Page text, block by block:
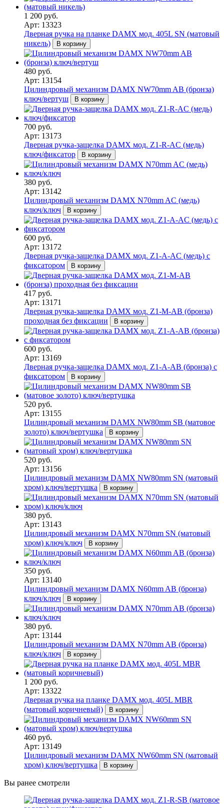
1 200 руб.
Арт: 13323
Дверная ручка на планке DAMX мод. 405L SN (матовый
никель)
В корзину
480 руб.
Арт: 13154
Цилиндровый механизм DAMX NW70mm AB (бронза)
ключ/вертуш
В корзину
700 руб.
Арт: 13173
Дверная ручка-защелка DAMX мод. Z1-R-AC (медь)
ключ/фиксатор
В корзину
380 руб.
Арт: 13142
Цилиндровый механизм DAMX N70mm AC (медь)
ключ/ключ
В корзину
600 руб.
Арт: 13172
Дверная ручка-защелка DAMX мод. Z1-A-AC (медь) с
фиксатором
В корзину
417 руб.
Арт: 13171
Дверная ручка-защелка DAMX мод. Z1-M-AB (бронза)
проходная без фиксации
В корзину
600 руб.
Арт: 13169
Дверная ручка-защелка DAMX мод. Z1-A-AB (бронза) с
фиксатором
В корзину
520 руб.
Арт: 13155
Цилиндровый механизм DAMX NW80mm SB (матовое
золото) ключ/вертушка
В корзину
520 руб.
Арт: 13156
Цилиндровый механизм DAMX NW80mm SN (матовый
хром) ключ/вертушка
В корзину
380 руб.
Арт: 13143
Цилиндровый механизм DAMX N70mm SN (матовый
хром) ключ/ключ
В корзину
350 руб.
Арт: 13140
Цилиндровый механизм DAMX N60mm AB (бронза)
ключ/ключ
В корзину
380 руб.
Арт: 13144
Цилиндровый механизм DAMX N70mm AB (бронза)
ключ/ключ
В корзину
1 200 руб.
Арт: 13322
Дверная ручка на планке DAMX мод. 405L MBR
(матовый коричневый)
В корзину
460 руб.
Арт: 13149
Цилиндровый механизм DAMX NW60mm SN (матовый
хром) ключ/вертушка
В корзину
Вы ранее смотрели